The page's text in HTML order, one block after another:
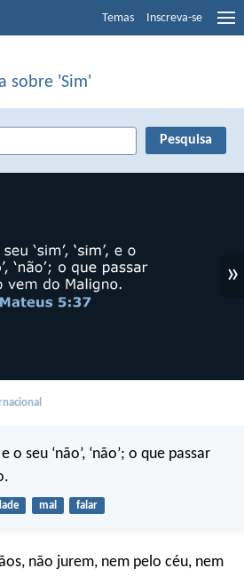
Temas Inscreva-se
sobre 'Sim'
»
e o seu ‘não’, ‘não’; o que passar
mal falar
não jurem, nem pelo céu, nem